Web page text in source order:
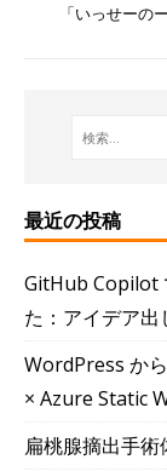
「いっせーの
最近の投稿
GitHub Copilot
た：アイデア
WordPress か
× Azure Static
扁桃腺摘出手